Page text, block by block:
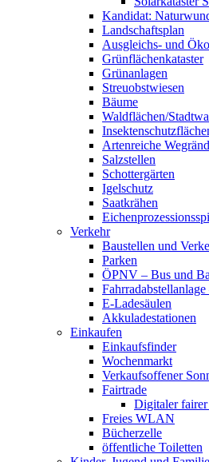
Kandidat:
Landschaftsplan
Ausgleichs- und
Grünflächenkataster
Grünanlagen
Streuobstwiesen
Bäume
Waldflächen/
Artenreiche
Salzstellen
Schottergärten
Igelschutz
Saatkrähen
Verkehr
Baustellen und
Parken
ÖPNV – Bus und
E-Ladesäulen
Akkuladestationen
Einkaufen
Einkaufsfinder
Wochenmarkt
Verkaufsoffener
Fairtrade
Digitaler fairer
Freies WLAN
Bücherzelle
öffentliche Toiletten